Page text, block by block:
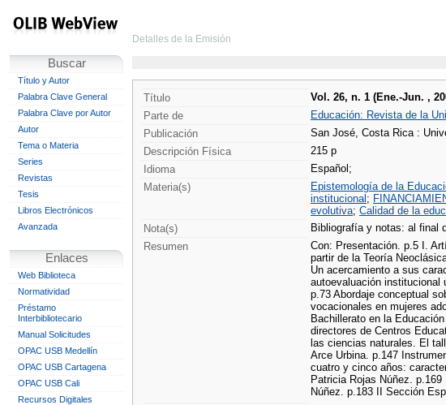
Buscar
Título y Autor
Palabra Clave General
Palabra Clave por Autor
Autor
Tema o Materia
Series
Revistas
Tesis
Libros Electrónicos
Avanzada
Enlaces
Web Biblioteca
Normatividad
Préstamo
Interbibliotecario
Manual Solicitudes
OPAC USB Medellín
OPAC USB Cartagena
OPAC USB Cali
Recursos Digitales
Detalles de la Emisión
Título Vol. 26, n. 1 (Ene.-Jun. ,
Parte de
Educación: Revista de la
Publicación
San José, Costa Rica :
Descripción Física
215 p
Idioma
Español;
Materia(s)
Epistemología de la
institucional ;
evolutiva; Calidad de la
Nota(s)
Bibliografía y notas: al final
Resumen
Con: Presentación. p.5 I.
partir de la Teoría
Un acercamiento a sus
autoevaluación institucional
p.73 Abordaje conceptual
vocacionales en mujeres
Bachillerato en la
directores de Centros
las ciencias naturales. El
Arce Urbina. p.147
cuatro y cinco años:
Patricia Rojas Núñez.
Núñez. p.183 II Sección